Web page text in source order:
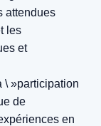
attendues
les
et
\ »participation
de
en